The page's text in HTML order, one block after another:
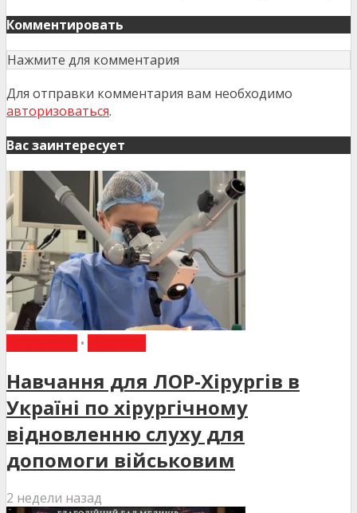
Комментировать
Нажмите для комментария
Для отправки комментария вам необходимо
авторизоваться.
Вас заинтересует
•
Навчання для ЛОР-Хірургів в
Україні по хірургічному
відновленню слуху для
допомоги військовим
2 недели назад